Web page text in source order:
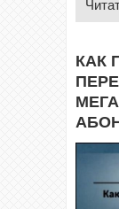
КАК